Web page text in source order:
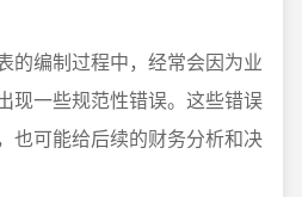
的编制过程中，经常会因为业
现一些规范性错误。这些错误
也可能给后续的财务分析和决